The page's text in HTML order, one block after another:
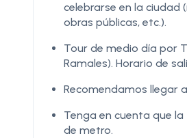
celebrarse en la
obras públicas, etc.).
Tour de medio día por
Ramales). Horario de
Recomendamos llegar
Tenga en cuenta que
de metro.